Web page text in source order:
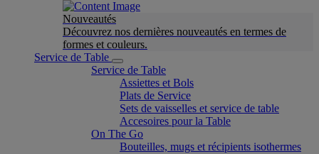
Nouveautés
Découvrez nos dernières nouveautés en termes de
formes et couleurs.
Service de Table
Service de Table
Assiettes et Bols
Plats de Service
Sets de vaisselles et service de table
Accesoires pour la Table
On The Go
Bouteilles, mugs et récipients isothermes